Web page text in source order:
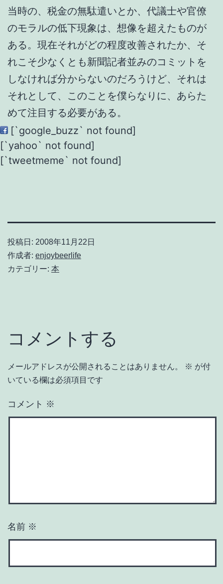
当時の、税金の無駄遣いとか、代議士や官僚
のモラルの低下現象は、想像を超えたものが
ある。現在それがどの程度改善されたか、そ
れこそ少なくとも新聞記者並みのコミットを
しなければ分からないのだろうけど、それは
それとして、このことを僕らなりに、あらた
めて注目する必要がある。
[`google_buzz` not found]
[`yahoo` not found]
[`tweetmeme` not found]
投稿日: 2008年11月22日
作成者: enjoybeerlife
カテゴリー: 本
コメントする
メールアドレスが公開されることはありません。 ※ が付
いている欄は必須項目です
コメント ※
名前 ※